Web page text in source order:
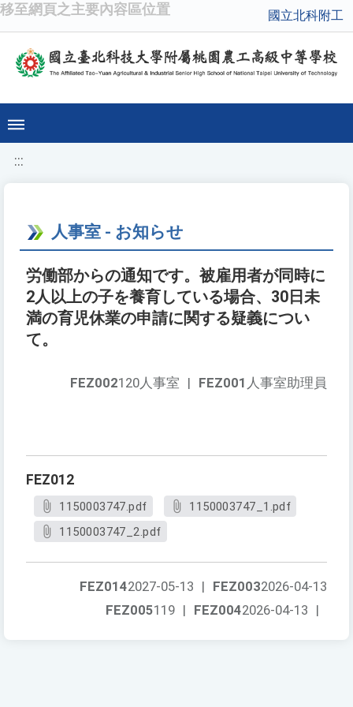
移至網頁之主要內容區位置 國立北科附工
:::
人事室 - お知らせ
労働部からの通知です。被雇用者が同時に
2人以上の子を養育している場合、30日未
満の育児休業の申請に関する疑義につい
て。
FEZ001 人事室助理員
FEZ002120人事室 |
FEZ012
1150003747.pdf
1150003747_1.pdf
1150003747_2.pdf
FEZ0032026-04-13
FEZ0142027-05-13 |
FEZ0042026-04-13 |
FEZ005119 |